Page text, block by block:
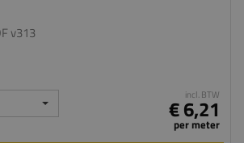
v313
incl. BTW
€ 6,21
per meter